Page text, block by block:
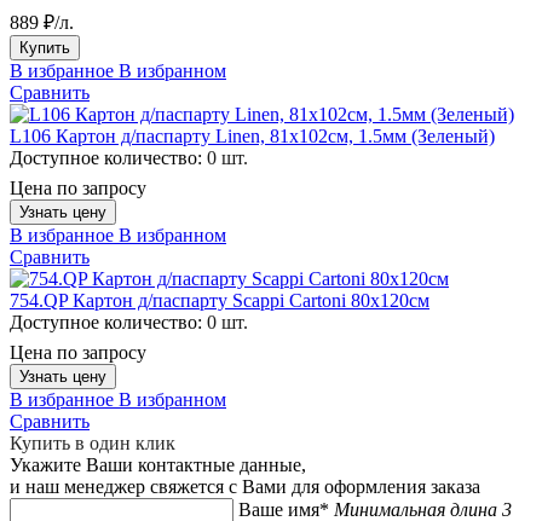
889 ₽/л.
Купить
В избранное В избранном
Сравнить
L106 Картон д/паспарту Linen, 81x102см, 1.5мм (Зеленый)
Доступное количество: 0 шт.
Цена по запросу
Узнать цену
В избранное В избранном
Сравнить
754.QP Картон д/паспарту Scappi Cartoni 80х120см
Доступное количество: 0 шт.
Цена по запросу
Узнать цену
В избранное В избранном
Сравнить
Купить в один клик
Укажите Ваши контактные данные,
и наш менеджер свяжется с Вами для оформления заказа
Ваше имя* Минимальная длина 3